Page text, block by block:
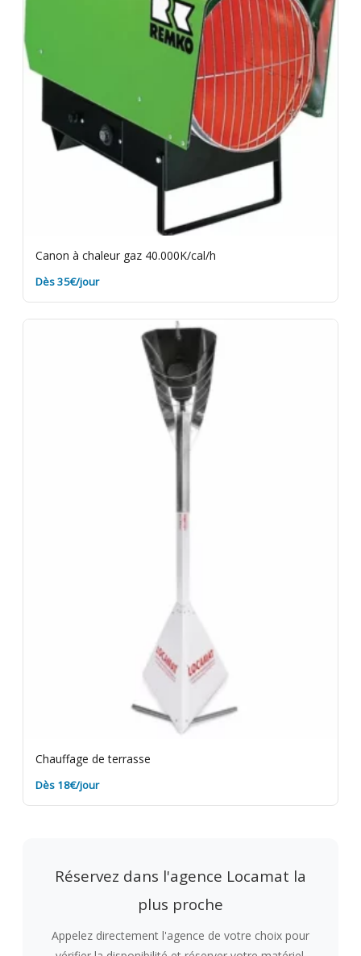
Canon à chaleur gaz 40.000K/cal/h
Dès 35€/jour
Chauffage de terrasse
Dès 18€/jour
Réservez dans l'agence Locamat la
plus proche
Appelez directement l'agence de votre choix pour